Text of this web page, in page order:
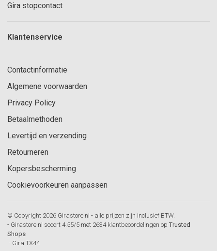
Gira stopcontact
Klantenservice
Contactinformatie
Algemene voorwaarden
Privacy Policy
Betaalmethoden
Levertijd en verzending
Retourneren
Kopersbescherming
Cookievoorkeuren aanpassen
© Copyright 2026 Girastore.nl - alle prijzen zijn inclusief BTW.
- Girastore.nl scoort 4.55/5 met 2634 klantbeoordelingen op Trusted
Shops
- Gira TX44